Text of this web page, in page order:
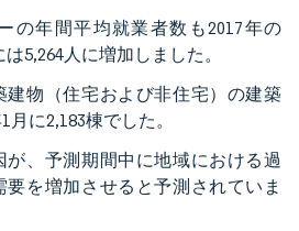
の年間平均就業者数も2017年の
5,264人に増加しました。
建物（住宅および非住宅）の建築
に2,183棟でした。
、予測期間中に地域における過
を増加させると予測されていま